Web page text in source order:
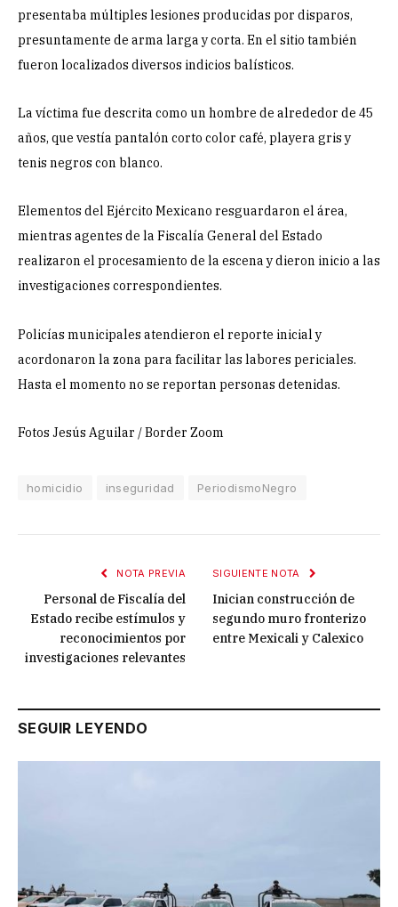
presentaba múltiples lesiones producidas por disparos,
presuntamente de arma larga y corta. En el sitio también
fueron localizados diversos indicios balísticos.
La víctima fue descrita como un hombre de alrededor de 45
años, que vestía pantalón corto color café, playera gris y
tenis negros con blanco.
Elementos del Ejército Mexicano resguardaron el área,
mientras agentes de la Fiscalía General del Estado
realizaron el procesamiento de la escena y dieron inicio a las
investigaciones correspondientes.
Policías municipales atendieron el reporte inicial y
acordonaron la zona para facilitar las labores periciales.
Hasta el momento no se reportan personas detenidas.
Fotos Jesús Aguilar / Border Zoom
homicidio inseguridad PeriodismoNegro
NOTA PREVIA
Personal de Fiscalía del
Estado recibe estímulos y
reconocimientos por
investigaciones relevantes
SIGUIENTE NOTA
Inician construcción de
segundo muro fronterizo
entre Mexicali y Calexico
SEGUIR LEYENDO